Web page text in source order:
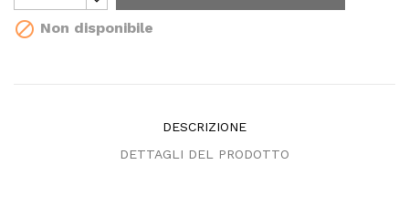
 Non disponibile
DESCRIZIONE
DETTAGLI DEL PRODOTTO